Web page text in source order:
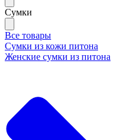
Сумки
Все товары
Сумки из кожи питона
Женские сумки из питона